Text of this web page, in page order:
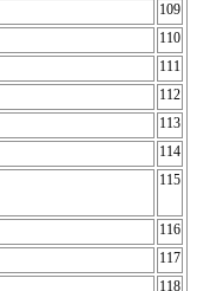
109
110
111
112
113
114
115
116
117
118